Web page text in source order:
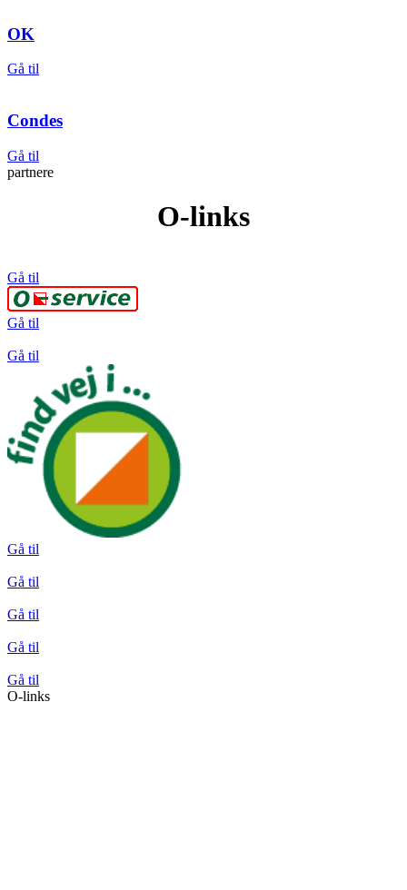
OK
Gå til
Condes
Gå til
partnere
O-links
Gå til
Gå til
Gå til
Gå til
Gå til
Gå til
Gå til
Gå til
O-links